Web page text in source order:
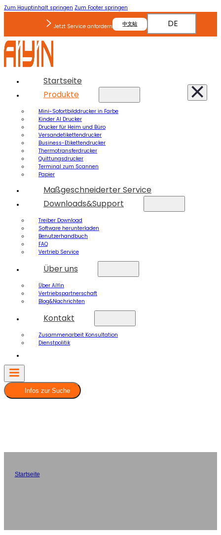
Zum Hauptinhalt springen Zum Footer springen
Jetzt Service anfordern 中文站 DE
Startseite
Produkte
Mini-Sofortbilddrucker in Farbe
Kinder AI Drucker
Drucker für Heim und Büro
Versandetikettendrucker
Business-Etikettendrucker
Thermotransferdrucker
Quittungsdrucker
Terminal zum Scannen
Papier
Maßgeschneiderter Service
Downloads&Support
Treiber Download
Software herunterladen
Benutzerhandbuch
FAQ
Vertrieb Service
Über uns
Über AiYin
Vertriebspartnerschaft
Blog&Nachrichten
Kontakt
Zusammenarbeit Konsultation
Dienstpolitik
Infos zur Suche
Startseite